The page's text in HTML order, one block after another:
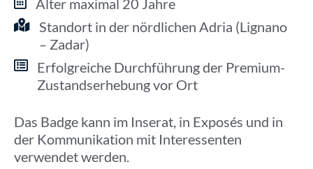
Alter maximal 20 Jahre
Standort in der nördlichen Adria (Lignano
– Zadar)
Erfolgreiche Durchführung der Premium-
Zustandserhebung vor Ort
Das Badge kann im Inserat, in Exposés und in
der Kommunikation mit Interessenten
verwendet werden.